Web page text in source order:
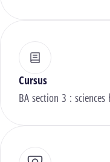
Cursus
BA section 3 : sciences